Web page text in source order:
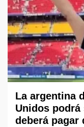
La argentina
Unidos
deberá pagar